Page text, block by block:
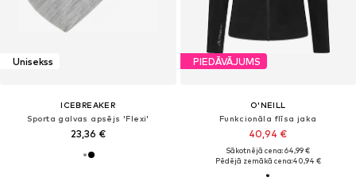
Unisekss
ICEBREAKER
Sporta galvas apsējs 'Flexi'
23,36 €
PIEDĀVĀJUMS
O'NEILL
Funkcionāla flīsa jaka
40,94 €
Sākotnējā cena: 64,99 €
Pēdējā zemākā cena:40,94 €